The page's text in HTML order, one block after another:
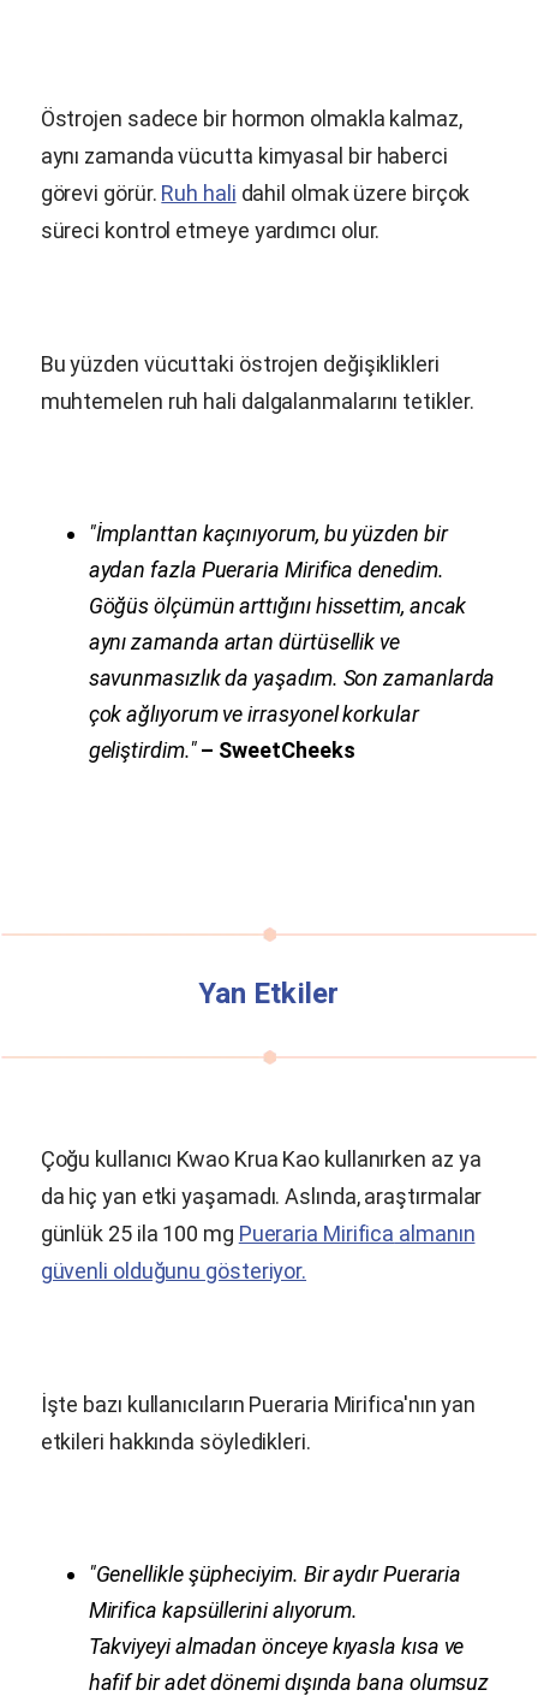
Östrojen sadece bir hormon olmakla kalmaz,
aynı zamanda vücutta kimyasal bir haberci
görevi görür. Ruh hali dahil olmak üzere birçok
süreci kontrol etmeye yardımcı olur.
Bu yüzden vücuttaki östrojen değişiklikleri
muhtemelen ruh hali dalgalanmalarını tetikler.
"İmplanttan kaçınıyorum, bu yüzden bir
aydan fazla Pueraria Mirifica denedim.
Göğüs ölçümün arttığını hissettim, ancak
aynı zamanda artan dürtüsellik ve
savunmasızlık da yaşadım. Son zamanlarda
çok ağlıyorum ve irrasyonel korkular
geliştirdim." – SweetCheeks
Yan Etkiler
Çoğu kullanıcı Kwao Krua Kao kullanırken az ya
da hiç yan etki yaşamadı. Aslında, araştırmalar
günlük 25 ila 100 mg Pueraria Mirifica almanın
güvenli olduğunu gösteriyor.
İşte bazı kullanıcıların Pueraria Mirifica'nın yan
etkileri hakkında söyledikleri.
"Genellikle şüpheciyim. Bir aydırPueraria
Mirifica kapsüllerini alıyorum.
Takviyeyi almadan önceye kıyasla kısa ve
hafif bir adet dönemi dışında bana olumsuz